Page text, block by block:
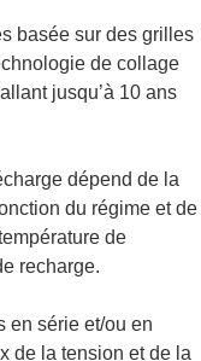
basée sur des grilles
de collage
jusqu’à 10 ans
dépend de la
du régime et de
de
recharge.
en série et/ou en
de la tension et de la